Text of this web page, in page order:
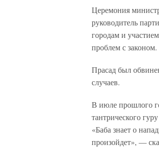
Церемония
руководитель
городам и
проблем с законом.
Прасад был
случаев.
В июле прошлого
тантрического
«Баба знает о
произойдет», —